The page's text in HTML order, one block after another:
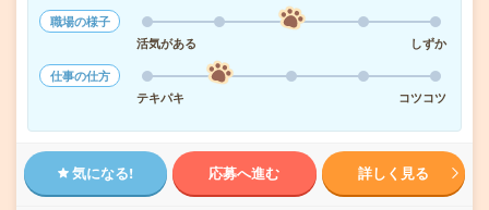
職場の様子
活気がある
しずか
仕事の仕方
テキパキ
コツコツ
気になる! 応募へ進む 詳しく見る